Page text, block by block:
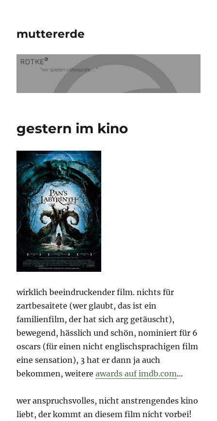
muttererde
gestern im kino
wirklich beeindruckender film. nichts für
zartbesaitete (wer glaubt, das ist ein
familienfilm, der hat sich arg getäuscht),
bewegend, hässlich und schön, nominiert für 6
oscars (für einen nicht englischsprachigen film
eine sensation), 3 hat er dann ja auch
bekommen, weitereawards auf imdb.com…
wer anspruchsvolles, nicht anstrengendes kino
liebt, der kommt an diesem film nicht vorbei!